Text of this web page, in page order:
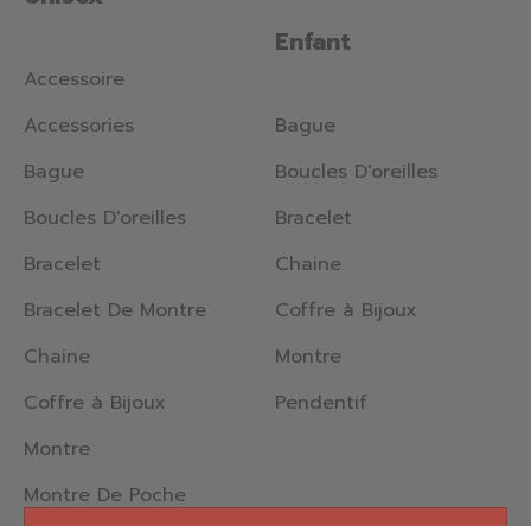
Accessoire
Accessories
Bague
Boucles D'oreilles
Bracelet
Bracelet De Montre
Chaine
Coffre à Bijoux
Montre
Montre De Poche
Enfant
Bague
Boucles D'oreilles
Bracelet
Chaine
Coffre à Bijoux
Montre
Pendentif